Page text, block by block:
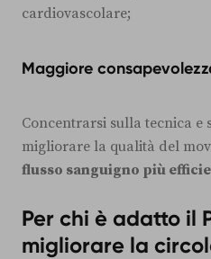
cardiovascolare;
Maggiore
Concentrarsi sulla tecnica e
migliorare la qualità del
flusso sanguigno più
Per chi è adatto il
migliorare la